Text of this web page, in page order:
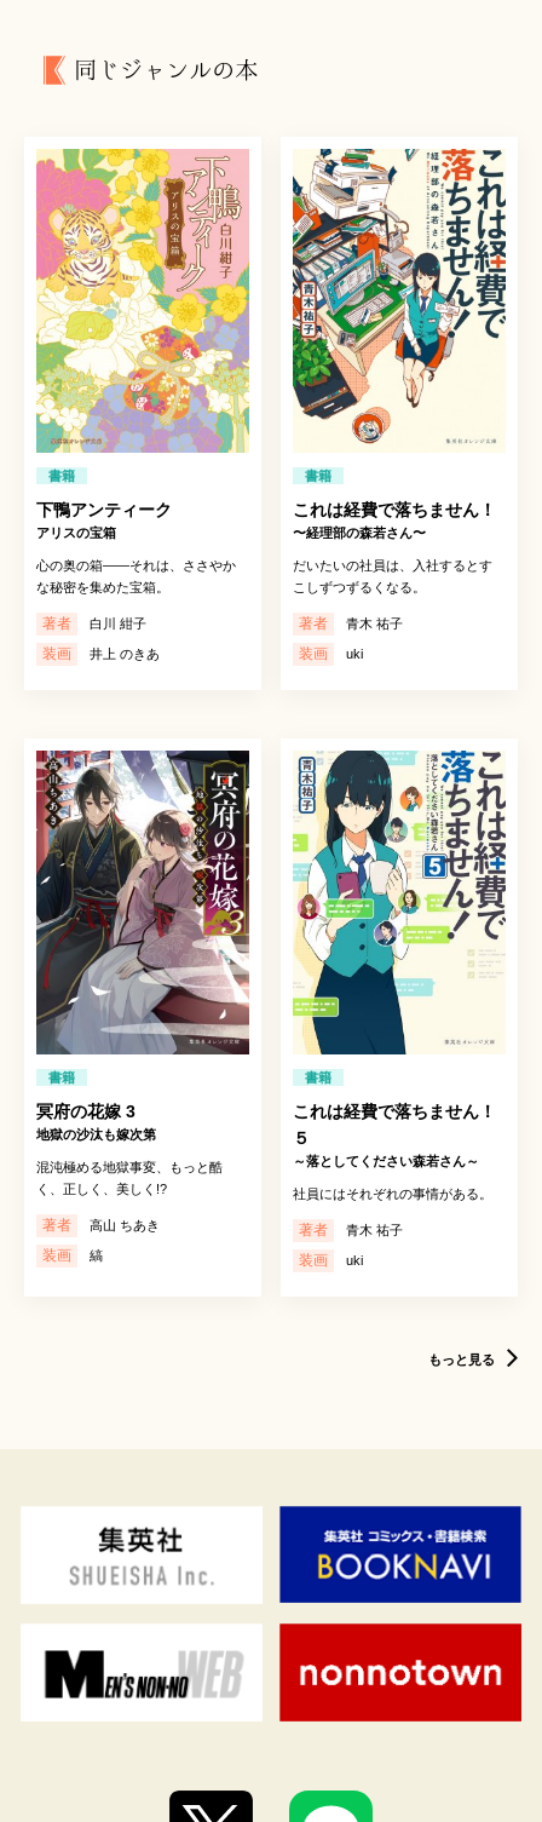
同じジャンルの本
書籍
下鴨アンティーク
アリスの宝箱
心の奥の箱――それは、ささやか
な秘密を集めた宝箱。
著者 白川 紺子
装画 井上 のきあ
書籍
これは経費で落ちません！
〜経理部の森若さん〜
だいたいの社員は、入社するとす
こしずつずるくなる。
著者 青木 祐子
装画 uki
書籍
冥府の花嫁 3
地獄の沙汰も嫁次第
混沌極める地獄事変、もっと酷
く、正しく、美しく!?
著者 高山 ちあき
装画 縞
書籍
これは経費で落ちません！
５
～落としてください森若さん～
社員にはそれぞれの事情がある。
著者 青木 祐子
装画 uki
もっと見る